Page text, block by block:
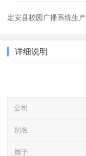
定安县校园广播系统生
详细说明
公司
别名
属于